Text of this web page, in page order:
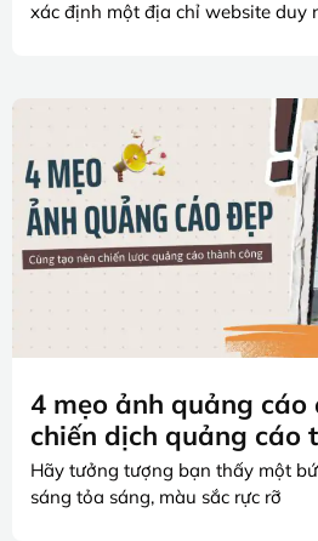
xác định một địa chỉ website duy
4 mẹo ảnh quảng cáo
chiến dịch quảng cáo
Hãy tưởng tượng bạn thấy một
sáng tỏa sáng, màu sắc rực rỡ